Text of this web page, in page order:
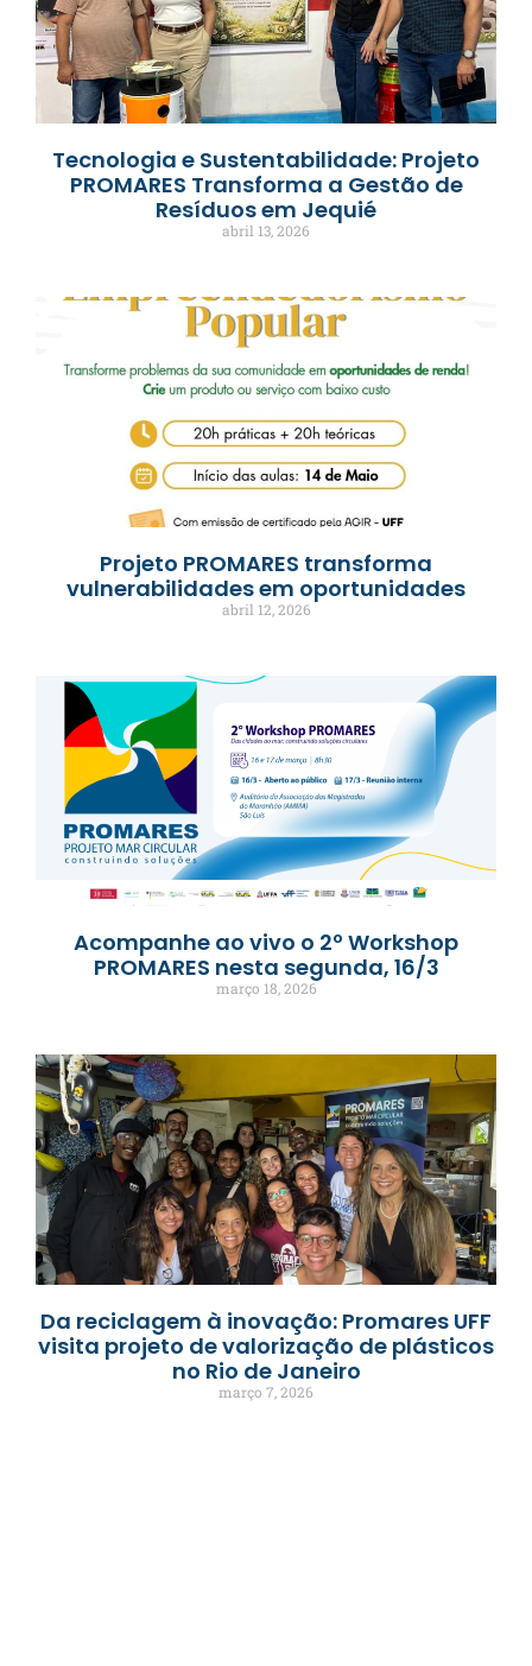
Tecnologia e Sustentabilidade: Projeto
PROMARES Transforma a Gestão de
Resíduos em Jequié
abril 13, 2026
Projeto PROMARES transforma
vulnerabilidades em oportunidades
abril 12, 2026
Acompanhe ao vivo o 2º Workshop
PROMARES nesta segunda, 16/3
março 18, 2026
Da reciclagem à inovação: Promares UFF
visita projeto de valorização de plásticos
no Rio de Janeiro
março 7, 2026